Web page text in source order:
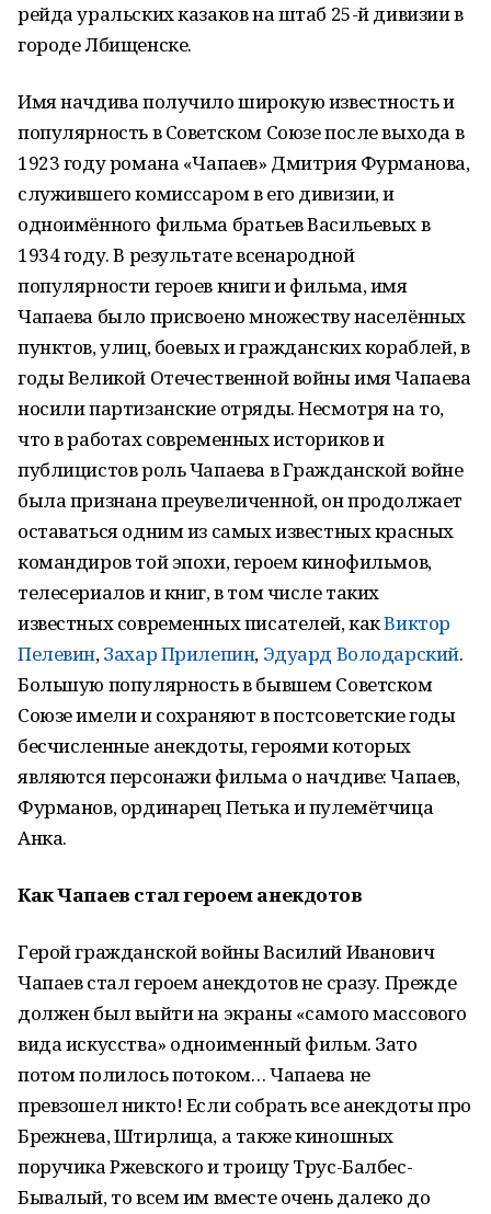
рейда уральских казаков на штаб 25-й дивизии в
городе Лбищенске.
Имя начдива получило широкую известность и
популярность в Советском Союзе после выхода в
1923 году романа «Чапаев» Дмитрия Фурманова,
служившего комиссаром в его дивизии, и
одноимённого фильма братьев Васильевых в
1934 году. В результате всенародной
популярности героев книги и фильма, имя
Чапаева было присвоено множеству населённых
пунктов, улиц, боевых и гражданских кораблей, в
годы Великой Отечественной войны имя Чапаева
носили партизанские отряды. Несмотря на то,
что в работах современных историков и
публицистов роль Чапаева в Гражданской войне
была признана преувеличенной, он продолжает
оставаться одним из самых известных красных
командиров той эпохи, героем кинофильмов,
телесериалов и книг, в том числе таких
известных современных писателей, какВиктор
Пелевин,Захар Прилепин, Эдуард Володарский.
Большую популярность в бывшем Советском
Союзе имели и сохраняют в постсоветские годы
бесчисленные анекдоты, героями которых
являются персонажи фильма о начдиве: Чапаев,
Фурманов, ординарец Петька и пулемётчица
Анка.
Как Чапаев стал героем анекдотов
Герой гражданской войны Василий Иванович
Чапаев стал героем анекдотов не сразу. Прежде
должен был выйти на экраны «самого массового
вида искусства» одноименный фильм. Зато
потом полилось потоком… Чапаева не
превзошел никто! Если собрать все анекдоты про
Брежнева, Штирлица, а также киношных
поручика Ржевского и троицу Трус-Балбес-
Бывалый, то всем им вместе очень далеко до